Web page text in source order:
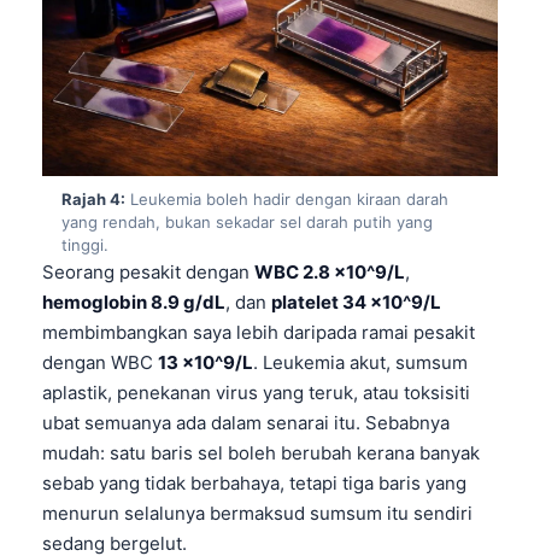
Rajah 4: Leukemia boleh hadir dengan kiraan darah
yang rendah, bukan sekadar sel darah putih yang
tinggi.
Seorang pesakit dengan WBC 2.8 x10^9/L,
hemoglobin 8.9 g/dL, dan platelet 34 x10^9/L
membimbangkan saya lebih daripada ramai pesakit
dengan WBC 13 x10^9/L. Leukemia akut, sumsum
aplastik, penekanan virus yang teruk, atau toksisiti
ubat semuanya ada dalam senarai itu. Sebabnya
mudah: satu baris sel boleh berubah kerana banyak
sebab yang tidak berbahaya, tetapi tiga baris yang
menurun selalunya bermaksud sumsum itu sendiri
sedang bergelut.